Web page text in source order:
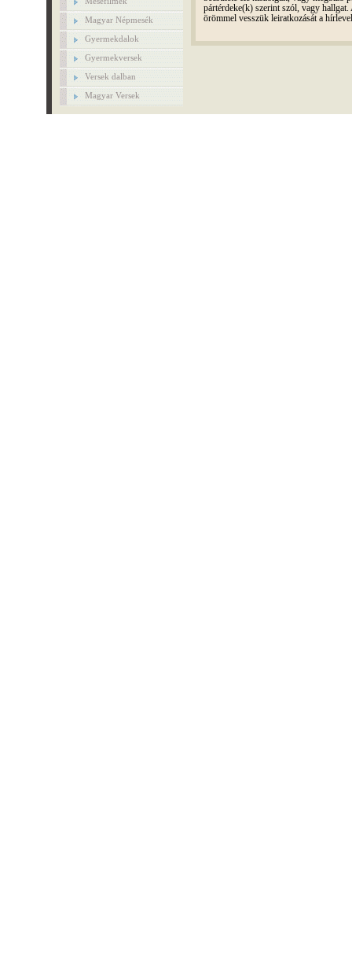
Magyar Népmesék
Gyermekdalok
Gyermekversek
Versek dalban
Magyar Versek
pártérdeke(k) szerint szól, vagy
örömmel vesszük leiratkozását a